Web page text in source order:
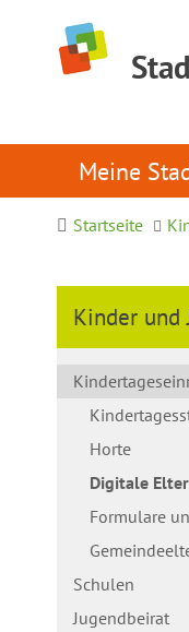
Meine
Startseite
Kinder und
Horte
Digitale
Formulare
Schulen
Jugendbeirat